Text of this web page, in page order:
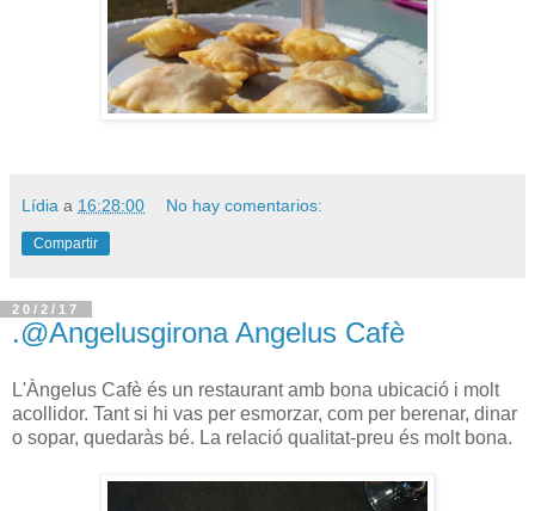
Lídia a 16:28:00 No hay comentarios:
Compartir
20/2/17
.@Angelusgirona Angelus Cafè
L'Àngelus Cafè és un restaurant amb bona ubicació i molt
acollidor. Tant si hi vas per esmorzar, com per berenar, dinar
o sopar, quedaràs bé. La relació qualitat-preu és molt bona.